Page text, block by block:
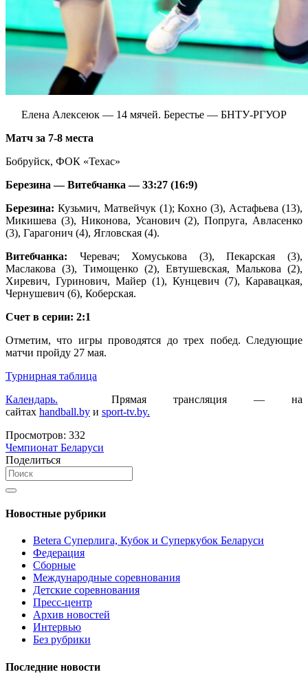
Елена Алексеюк — 14 мячей. Берестье — БНТУ-РГУОР
Матч за 7-8 места
Бобруйск, ФОК «Техас»
Березина —Витебчанка — 33:27 (16:9)
Березина: Кузьмич, Матвейчук (1); Кохно (3), Астафьева (13),
Микишева (3), Никонова, Усанович (2), Попруга, Авласенко
(3), Гарагонич (4), Ягловская (4).
Витебчанка: Черевач; Хомуськова (3), Пекарская (3),
Маслакова (3), Тимощенко (2), Евтушевская, Малькова (2),
Хиревич, Гуринович, Майер (1), Кунцевич (7), Каравацкая,
Чернушевич (6), Коберская.
Счет в серии: 2:1
Отметим, что игры проводятся до трех побед. Следующие
матчи пройду 27 мая.
Турнирная таблица
Календарь. Прямая трансляция — на
сайтах handball.by и sport-tv.by.
Просмотров: 332
Чемпионат Беларуси
Поделиться
Новостные рубрики
Betera Суперлига, Кубок и Суперкубок Беларуси
Федерация
Сборные
Международные соревнования
Детские соревнования
Пресс-центр
Архив новостей
Интервью
Без рубрики
Последние новости